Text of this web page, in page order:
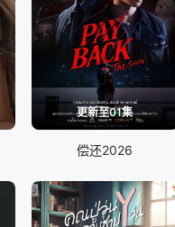
更新至01集
偿还2026